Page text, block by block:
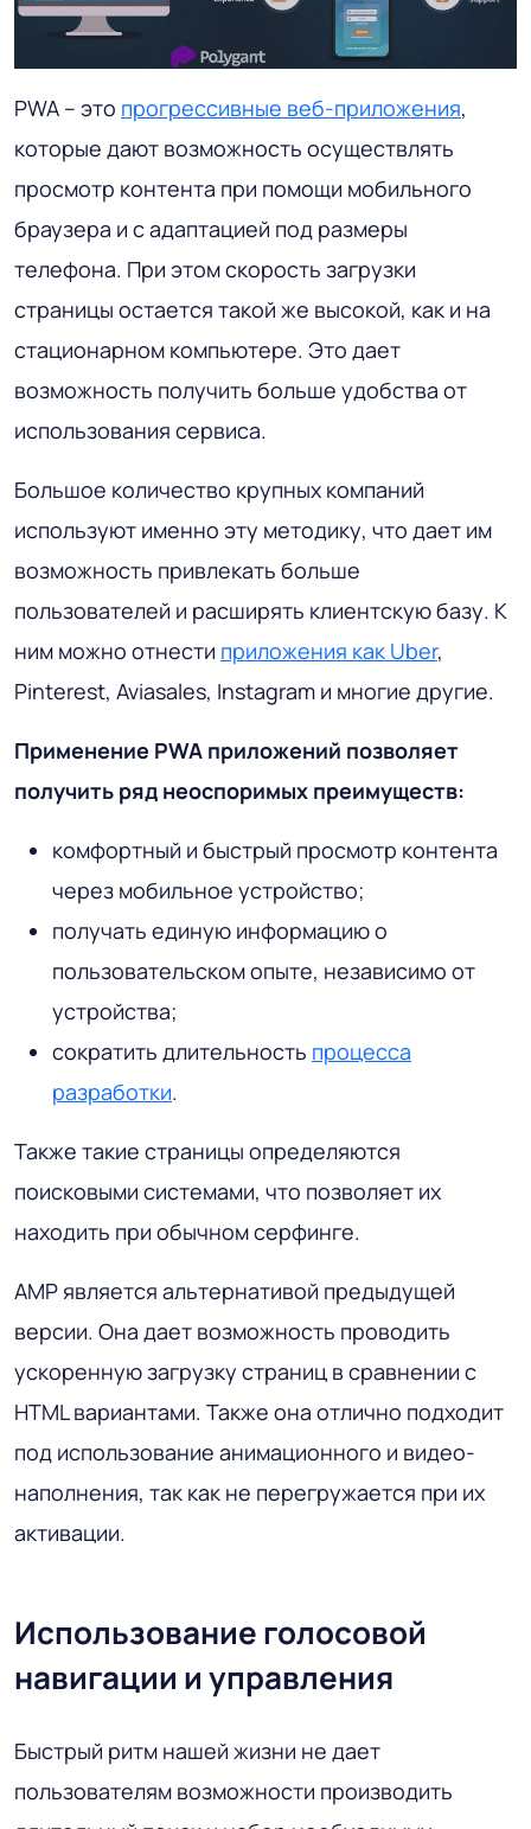
PWA – это прогрессивные веб-приложения,
которые дают возможность осуществлять
просмотр контента при помощи мобильного
браузера и с адаптацией под размеры
телефона. При этом скорость загрузки
страницы остается такой же высокой, как и на
стационарном компьютере. Это дает
возможность получить больше удобства от
использования сервиса.
Большое количество крупных компаний
используют именно эту методику, что дает им
возможность привлекать больше
пользователей и расширять клиентскую базу. К
ним можно отнести приложения как Uber,
Pinterest, Aviasales, Instаgram и многие другие.
Применение PWA приложений позволяет
получить ряд неоспоримых преимуществ:
комфортный и быстрый просмотр контента
через мобильное устройство;
получать единую информацию о
пользовательском опыте, независимо от
устройства;
сократить длительность процесса
разработки.
Также такие страницы определяются
поисковыми системами, что позволяет их
находить при обычном серфинге.
AMP является альтернативой предыдущей
версии. Она дает возможность проводить
ускоренную загрузку страниц в сравнении с
HTML вариантами. Также она отлично подходит
под использование анимационного и видео-
наполнения, так как не перегружается при их
активации.
Использование голосовой
навигации и управления
Быстрый ритм нашей жизни не дает
пользователям возможности производить